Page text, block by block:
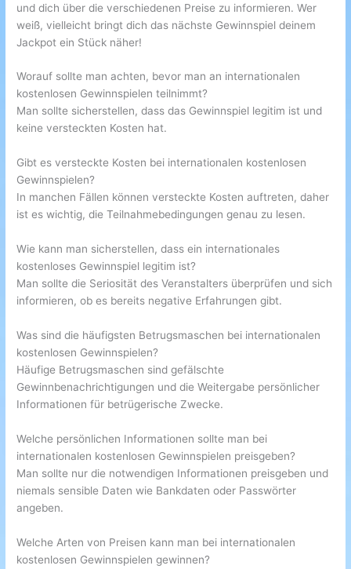
und dich über die verschiedenen Preise zu informieren. Wer
weiß, vielleicht bringt dich das nächste Gewinnspiel deinem
Jackpot ein Stück näher!
Worauf sollte man achten, bevor man an internationalen
kostenlosen Gewinnspielen teilnimmt?
Man sollte sicherstellen, dass das Gewinnspiel legitim ist und
keine versteckten Kosten hat.
Gibt es versteckte Kosten bei internationalen kostenlosen
Gewinnspielen?
In manchen Fällen können versteckte Kosten auftreten, daher
ist es wichtig, die Teilnahmebedingungen genau zu lesen.
Wie kann man sicherstellen, dass ein internationales
kostenloses Gewinnspiel legitim ist?
Man sollte die Seriosität des Veranstalters überprüfen und sich
informieren, ob es bereits negative Erfahrungen gibt.
Was sind die häufigsten Betrugsmaschen bei internationalen
kostenlosen Gewinnspielen?
Häufige Betrugsmaschen sind gefälschte
Gewinnbenachrichtigungen und die Weitergabe persönlicher
Informationen für betrügerische Zwecke.
Welche persönlichen Informationen sollte man bei
internationalen kostenlosen Gewinnspielen preisgeben?
Man sollte nur die notwendigen Informationen preisgeben und
niemals sensible Daten wie Bankdaten oder Passwörter
angeben.
Welche Arten von Preisen kann man bei internationalen
kostenlosen Gewinnspielen gewinnen?